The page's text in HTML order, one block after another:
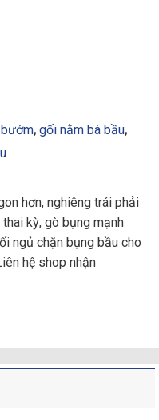
, gối nằm bà bầu,
hơn, nghiêng trái phải
kỳ, gò bụng mạnh
ngủ chặn bụng bầu cho
hệ shop nhận
giá tốt số lượng